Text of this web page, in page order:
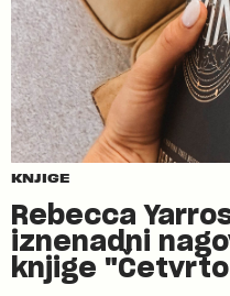
KNJIGE
Rebecca
iznenadni
knjige